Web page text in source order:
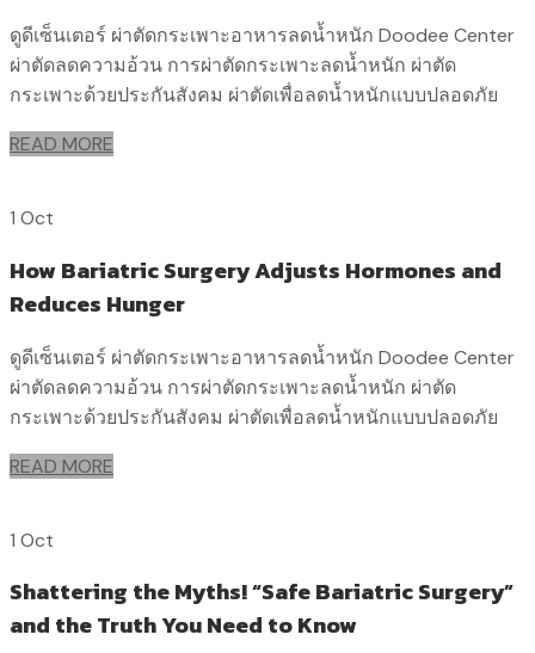
ดูดีเซ็นเตอร์ ผ่าตัดกระเพาะอาหารลดน้ำหนัก Doodee Center
ผ่าตัดลดความอ้วน การผ่าตัดกระเพาะลดน้ำหนัก ผ่าตัด
กระเพาะด้วยประกันสังคม ผ่าตัดเพื่อลดน้ำหนักแบบปลอดภัย
READ MORE
1 Oct
How Bariatric Surgery Adjusts Hormones and
Reduces Hunger
ดูดีเซ็นเตอร์ ผ่าตัดกระเพาะอาหารลดน้ำหนัก Doodee Center
ผ่าตัดลดความอ้วน การผ่าตัดกระเพาะลดน้ำหนัก ผ่าตัด
กระเพาะด้วยประกันสังคม ผ่าตัดเพื่อลดน้ำหนักแบบปลอดภัย
READ MORE
1 Oct
Shattering the Myths! “Safe Bariatric Surgery”
and the Truth You Need to Know